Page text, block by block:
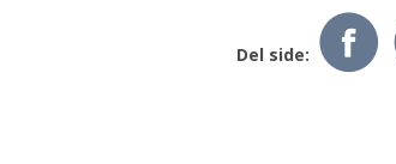
Del side: